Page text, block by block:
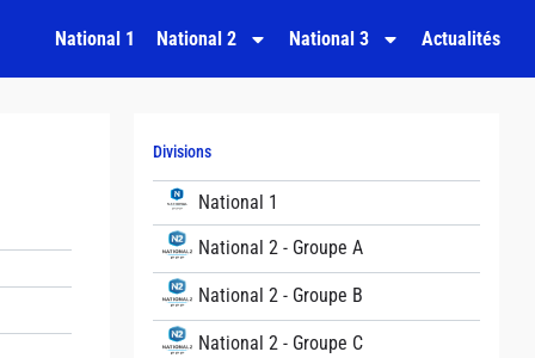
National 1 National 2 National 3 Actualités
Divisions
National 1
National 2 - Groupe A
National 2 - Groupe B
National 2 - Groupe C